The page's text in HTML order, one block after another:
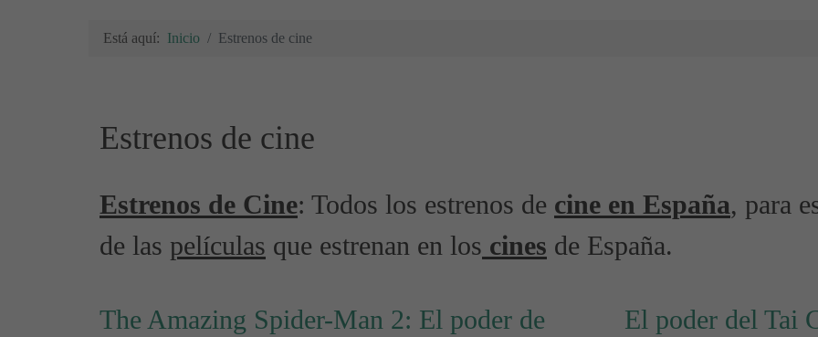
Está aquí: Inicio Estrenos de cine
Estrenos de cine
Estrenos de Cine: Todos los estrenos de cine en España, para
de las películas que estrenan en los cines de España.
The Amazing Spider-Man 2: El poder de
El poder del Tai